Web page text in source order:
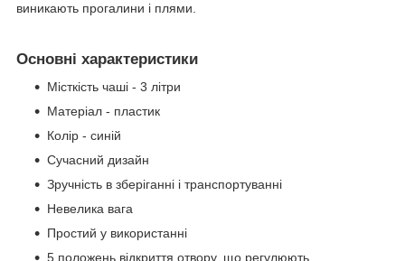
виникають прогалини і плями.
Основні характеристики
Місткість чаші - 3 літри
Матеріал - пластик
Колір - синій
Сучасний дизайн
Зручність в зберіганні і транспортуванні
Невелика вага
Простий у використанні
5 положень відкриття отвору, що регулюють